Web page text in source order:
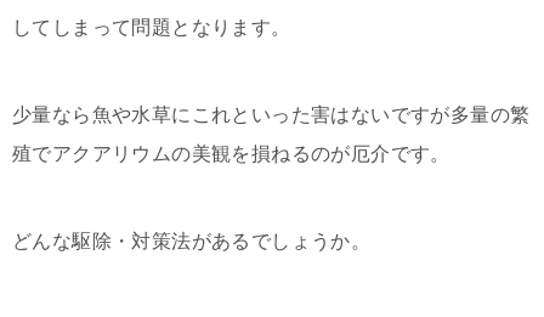
してしまって問題となります。
少量なら魚や水草にこれといった害はないですが多量の繁
殖でアクアリウムの美観を損ねるのが厄介です。
どんな駆除・対策法があるでしょうか。